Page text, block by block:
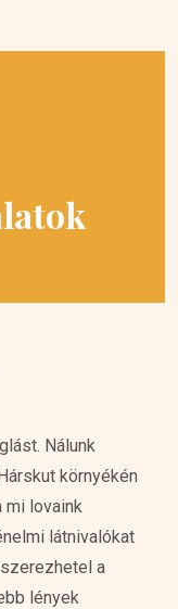
Nálunk
környékén
mi lovaink
látnivalókat
a
lények